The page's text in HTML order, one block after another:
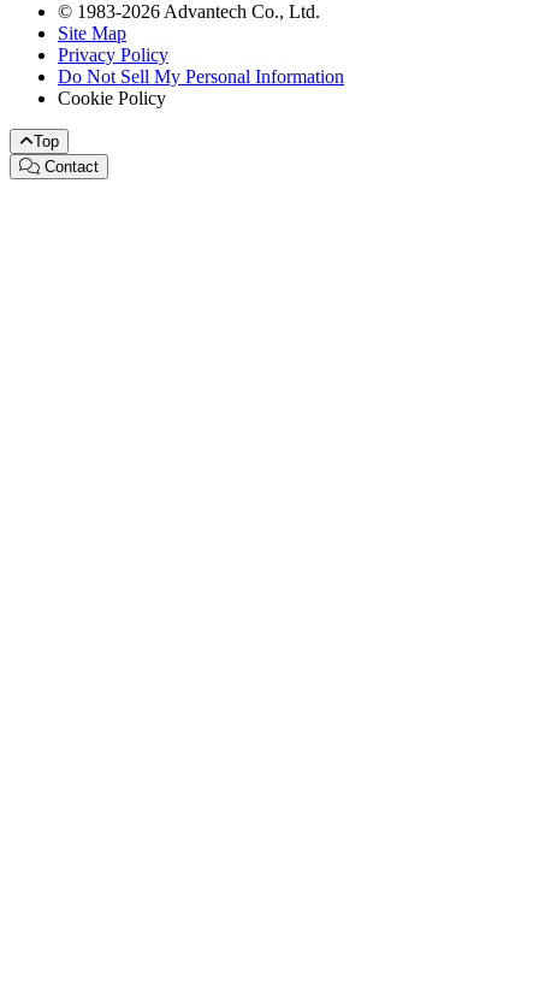
© 1983-2026 Advantech Co., Ltd.
Site Map
Privacy Policy
Do Not Sell My Personal Information
Cookie Policy
Top
Contact